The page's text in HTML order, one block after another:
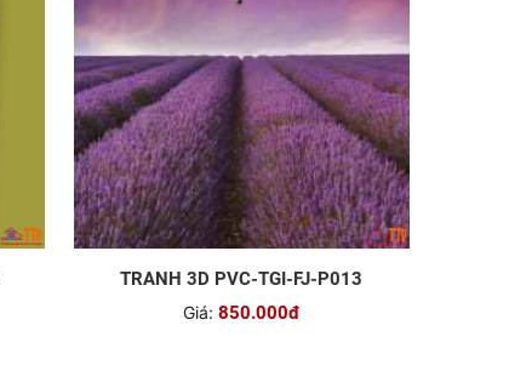
TRANH 3D PVC-TGI-FJ-P013
Giá: 850.000đ